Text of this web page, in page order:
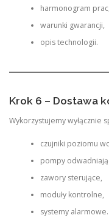
harmonogram prac,
warunki gwarancji,
opis technologii.
Krok 6 – Dostawa
Wykorzystujemy wyłącznie
czujniki poziomu
pompy
zawory sterujące,
moduły kontrolne,
systemy alarmowe.